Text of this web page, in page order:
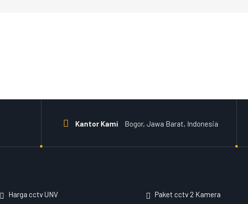
Kantor Kami Bogor, Jawa Barat, Indonesia
Harga cctv UNV Paket cctv 2 Kamera